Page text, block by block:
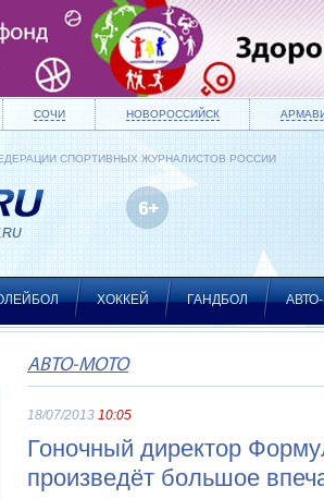
СОЧИ НОВОРОССИЙСК
СПОРТИВНЫХ ЖУРНАЛИСТОВ РОССИИ
ХОККЕЙ ГАНДБОЛ
АВТО-МОТО
18/07/2013 10:05
Гоночный директор
произведёт большое